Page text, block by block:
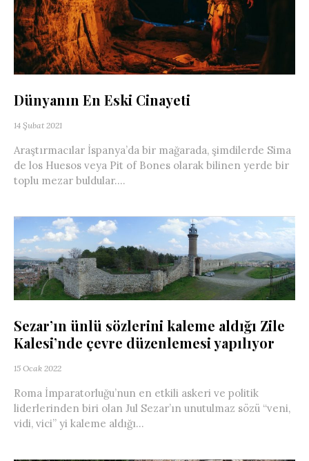
Dünyanın En Eski Cinayeti
14 Şubat 2021
Araştırmacılar İspanya’da bir mağarada, şimdilerde Sima
de los Huesos veya Pit of Bones olarak bilinen yerde bir
toplu mezar buldular....
Sezar’ın ünlü sözlerini kaleme aldığı Zile
Kalesi’nde çevre düzenlemesi yapılıyor
15 Ocak 2022
Roma İmparatorluğu’nun en etkili askeri ve politik
liderlerinden biri olan Jul Sezar’ın unutulmaz sözü “veni,
vidi, vici” yi kaleme aldığı...